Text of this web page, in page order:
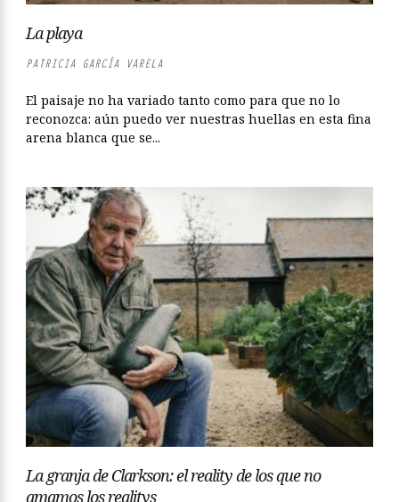
La playa
PATRICIA GARCÍA VARELA
El paisaje no ha variado tanto como para que no lo
reconozca: aún puedo ver nuestras huellas en esta fina
arena blanca que se...
La granja de Clarkson: el reality de los que no
amamos los realitys